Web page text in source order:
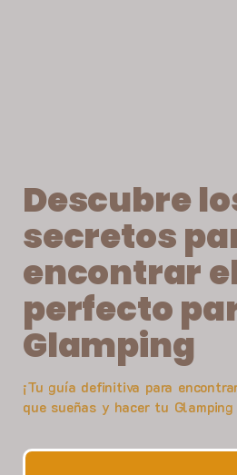
Descubre
secretos
encontrar
perfecto
Glamping
¡Tu guía definitiva para
que sueñas y hacer tu